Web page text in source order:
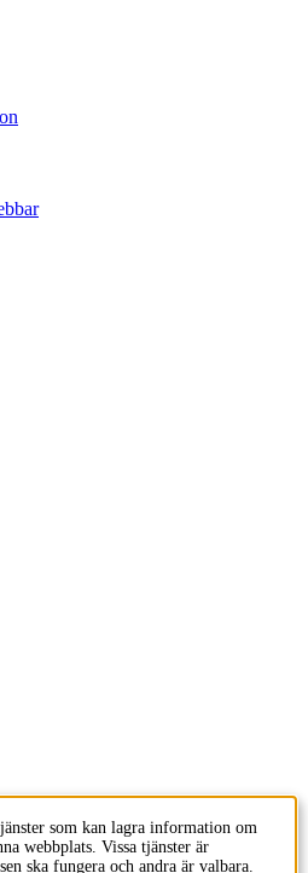
som kan lagra information om
webbplats. Vissa tjänster är
ska fungera och andra är valbara.